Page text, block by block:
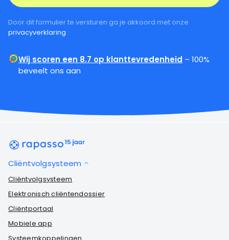
Door dit formulier te versturen ga je akkoord met onze
privacyverklaring.
Wij scoren een 8.7 op klanttevredenheid – 100%
beveelt ons aan
Cliëntvolgsysteem
Cliëntvolgsysteem
Elektronisch cliëntendossier
Cliëntportaal
Mobiele app